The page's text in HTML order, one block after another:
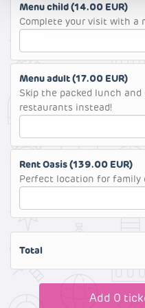
privatlivspolitik.
cookie opbevares på dit
cookies. Du har også
samtykke eller ændre det
Yderligere oplysninger
behandling af
Menu child (14.00 EUR)
Complete your visit with a
Menu adult (17.00 EUR)
Skip the packed lunch
restaurants instead!
Rent Oasis (139.00 EUR)
Perfect location for family
Total
Add 0